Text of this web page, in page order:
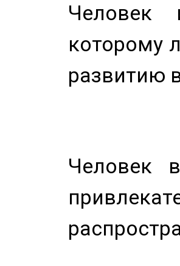
Человек
которому
развитию
Человек